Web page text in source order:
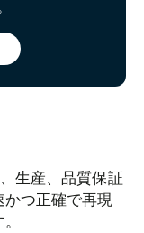
生産、品質保証
つ正確で再現